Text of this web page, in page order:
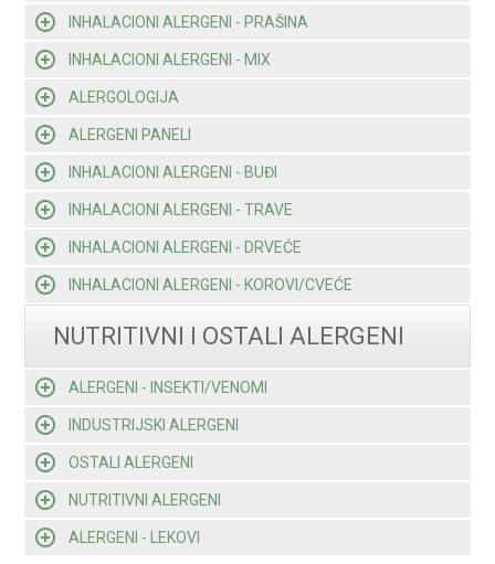
INHALACIONI ALERGENI - PRAŠINA
INHALACIONI ALERGENI - MIX
ALERGOLOGIJA
ALERGENI PANELI
INHALACIONI ALERGENI - BUĐI
INHALACIONI ALERGENI - TRAVE
INHALACIONI ALERGENI - DRVEĆE
INHALACIONI ALERGENI - KOROVI/CVEĆE
NUTRITIVNI I OSTALI ALERGENI
ALERGENI - INSEKTI/VENOMI
INDUSTRIJSKI ALERGENI
OSTALI ALERGENI
NUTRITIVNI ALERGENI
ALERGENI - LEKOVI